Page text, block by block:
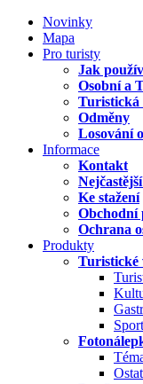
Novinky
Mapa
Pro turisty
Jak
Osobní a
Turistická
Odměny
Losování
Informace
Kontakt
Ke stažení
Obchodní
Ochrana
Produkty
Turistické
Sport